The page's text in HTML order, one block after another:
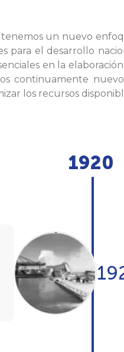
un nuevo
para el desarrollo
en la
continuamente
los recursos
1920